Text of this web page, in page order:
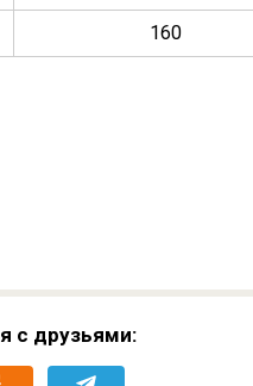
160
с друзьями: